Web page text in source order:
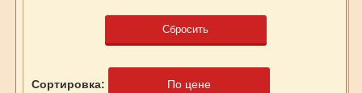
Сбросить
Сортировка: По цене